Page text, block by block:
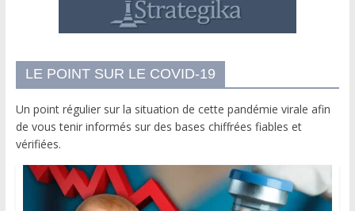
LE POINT SUR LE COVID-19
Un point régulier sur la situation de cette pandémie virale afin
de vous tenir informés sur des bases chiffrées fiables et
vérifiées.